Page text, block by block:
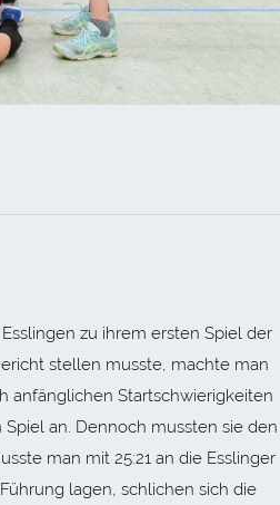
zu ihrem ersten Spiel der
stellen musste, machte man
anfänglichen Startschwierigkeiten
an. Dennoch mussten sie den
man mit 25:21 an die Esslinger
lagen, schlichen sich die